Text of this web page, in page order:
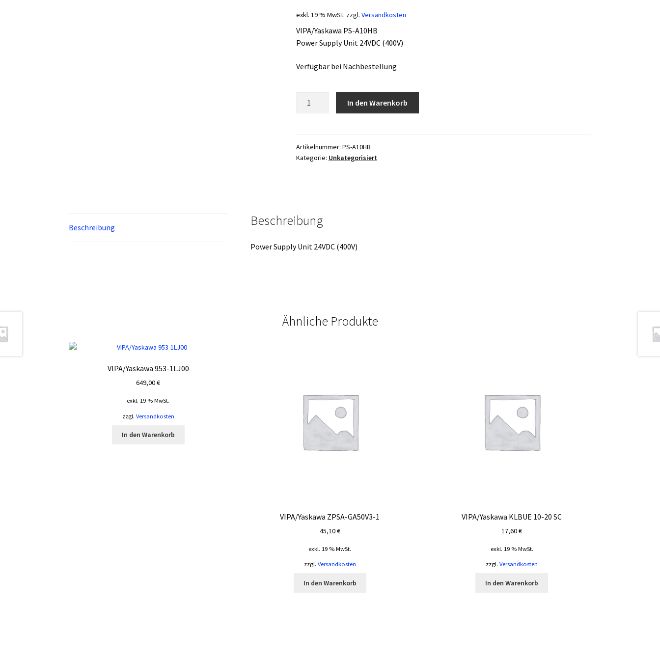
exkl. 19 % MwSt. zzgl. Versandkosten
VIPA/Yaskawa PS-A10HB
Power Supply Unit 24VDC (400V)
Verfügbar bei Nachbestellung
In den Warenkorb
Artikelnummer: PS-A10HB
Kategorie: Unkategorisiert
Beschreibung Beschreibung
Power Supply Unit 24VDC (400V)
Ähnliche Produkte
VIPA/Yaskawa 953-1LJ00
649,00€
exkl. 19 % MwSt.
zzgl. Versandkosten
In den Warenkorb
VIPA/Yaskawa ZPSA-GA50V3-1
45,10€
exkl. 19 % MwSt.
zzgl. Versandkosten
In den Warenkorb
VIPA/Yaskawa KLBUE 10-20 SC
17,60€
exkl. 19 % MwSt.
zzgl.Versandkosten
In den Warenkorb